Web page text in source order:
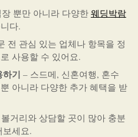
뿐만 아니라 다양한 웨딩박람
다.
전 관심 있는 업체나 항목을 정
사용할 수 있어요.
하기 – 스드메, 신혼여행, 혼수
아니라 다양한 추가 혜택을 받
거리와 상담할 곳이 많아 충분
보세요.